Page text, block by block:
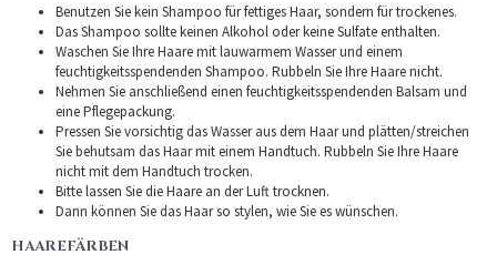
Benutzen Sie kein Shampoo für fettiges Haar, sondern für trockenes.
Das Shampoo sollte keinen Alkohol oder keine Sulfate enthalten.
Waschen Sie Ihre Haare mit lauwarmem Wasser und einem
feuchtigkeitsspendenden Shampoo. Rubbeln Sie Ihre Haare nicht.
Nehmen Sie anschließend einen feuchtigkeitsspendenden Balsam und
eine Pflegepackung.
Pressen Sie vorsichtig das Wasser aus dem Haar und plätten/streichen
Sie behutsam das Haar mit einem Handtuch. Rubbeln Sie Ihre Haare
nicht mit dem Handtuch trocken.
Bitte lassen Sie die Haare an der Luft trocknen.
Dann können Sie das Haar so stylen, wie Sie es wünschen.
HAAREFÄRBEN